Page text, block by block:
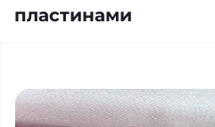
пластинами